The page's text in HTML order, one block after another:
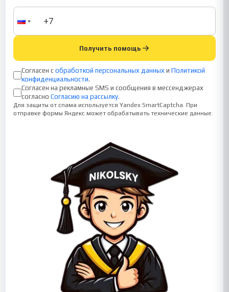
Получить помощь
Согласен с обработкой персональных данных и Политикой
конфиденциальности.
Согласен на рекламные SMS и сообщения в мессенджерах
согласно Согласию на рассылку.
Для защиты от спама используется Yandex SmartCaptcha. При
отправке формы Яндекс может обрабатывать технические данные.